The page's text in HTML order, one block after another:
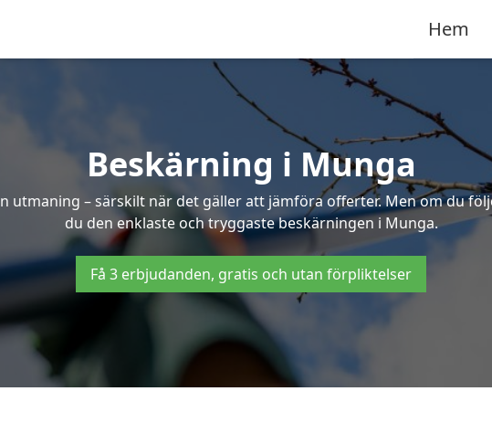
Hem
Beskärning i Munga
utmaning – särskilt när det gäller att jämföra offerter. Men om du
du den enklaste och tryggaste beskärningen i Munga.
Få 3 erbjudanden, gratis och utan förpliktelser